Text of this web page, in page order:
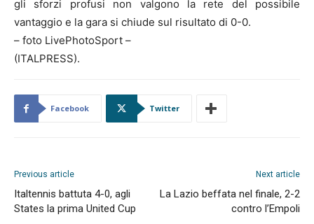
gli sforzi profusi non valgono la rete del possibile
vantaggio e la gara si chiude sul risultato di 0-0.
– foto LivePhotoSport –
(ITALPRESS).
Facebook Twitter
Previous article
Italtennis battuta 4-0, agli
States la prima United Cup
Next article
La Lazio beffata nel finale, 2-2
contro l’Empoli